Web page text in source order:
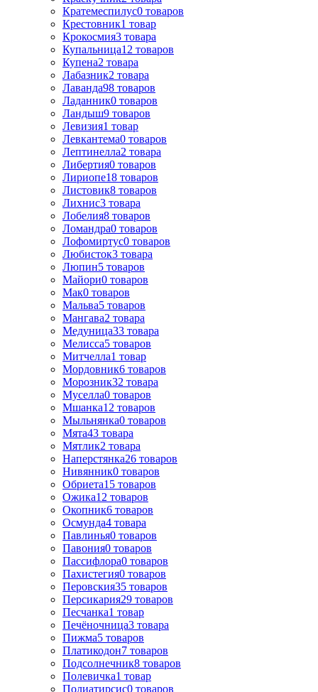
Кратемеспилус0 товаров
Крестовник1 товар
Крокосмия3 товара
Купальница12 товаров
Купена2 товара
Лабазник2 товара
Лаванда98 товаров
Ладанник0 товаров
Ландыш9 товаров
Левизия1 товар
Левкантема0 товаров
Лептинелла2 товара
Либертия0 товаров
Лириопе18 товаров
Листовик8 товаров
Лихнис3 товара
Лобелия8 товаров
Ломандра0 товаров
Лофомиртус0 товаров
Любисток3 товара
Люпин5 товаров
Майори0 товаров
Мак0 товаров
Мальва5 товаров
Мангава2 товара
Медуница33 товара
Мелисса5 товаров
Митчелла1 товар
Мордовник6 товаров
Морозник32 товара
Муселла0 товаров
Мшанка12 товаров
Мыльнянка0 товаров
Мята43 товара
Мятлик2 товара
Наперстянка26 товаров
Нивянник0 товаров
Обриета15 товаров
Ожика12 товаров
Окопник6 товаров
Осмунда4 товара
Павлинья0 товаров
Павония0 товаров
Пассифлора0 товаров
Пахистегия0 товаров
Перовския35 товаров
Персикария29 товаров
Песчанка1 товар
Печёночница3 товара
Пижма5 товаров
Платикодон7 товаров
Подсолнечник8 товаров
Полевичка1 товар
Полиатирсис0 товаров